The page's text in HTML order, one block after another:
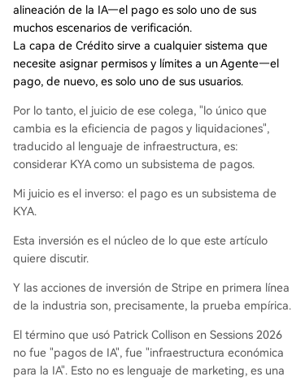
alineación de la IA—el pago es solo uno de sus
muchos escenarios de verificación.
La capa de Crédito sirve a cualquier sistema que
necesite asignar permisos y límites a un Agente—el
pago, de nuevo, es solo uno de sus usuarios.
Por lo tanto, el juicio de ese colega, "lo único que
cambia es la eficiencia de pagos y liquidaciones",
traducido al lenguaje de infraestructura, es:
considerar KYA como un subsistema de pagos.
Mi juicio es el inverso: el pago es un subsistema de
KYA.
Esta inversión es el núcleo de lo que este artículo
quiere discutir.
Y las acciones de inversión de Stripe en primera línea
de la industria son, precisamente, la prueba empírica.
El término que usó Patrick Collison en Sessions 2026
no fue "pagos de IA", fue "infraestructura económica
para la IA". Esto no es lenguaje de marketing, es una